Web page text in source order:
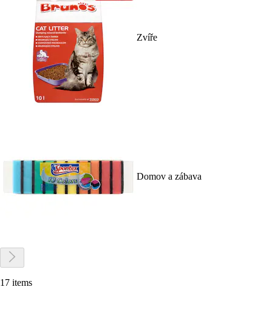
Zvíře
Domov a zábava
17 items